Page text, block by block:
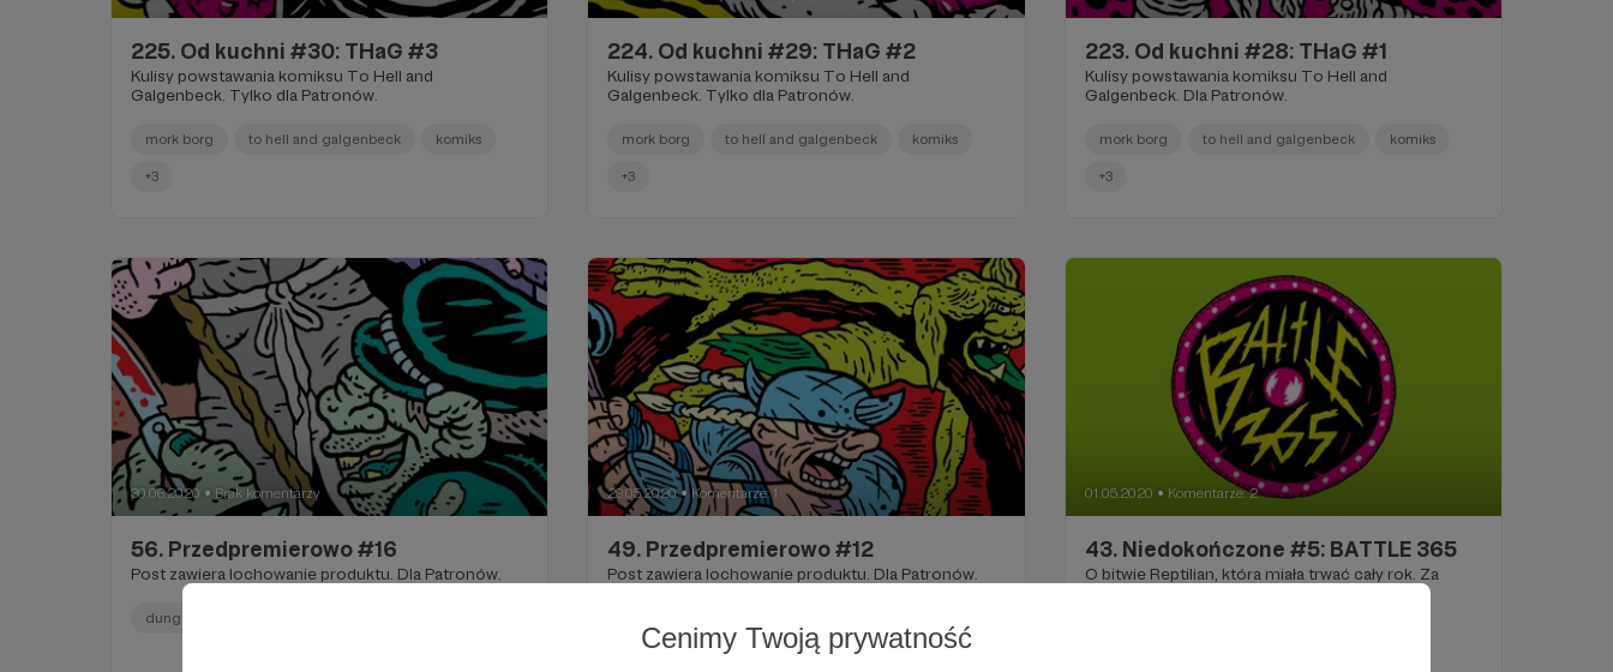
Cenimy Twoją prywatność
225. Od kuchni #30: THaG #3
Kulisy powstawania komiksu To Hell and
Galgenbeck. Tylko dla Patronów.
mork borg to hell and galgenbeck komiks
+3
224. Od kuchni #29: THaG #2
Kulisy powstawania komiksu To Hell and
Galgenbeck. Tylko dla Patronów.
mork borg to hell and galgenbeck komiks
+3
223. Od kuchni #28: THaG #1
Kulisy powstawania komiksu To Hell and
Galgenbeck. Dla Patronów.
mork borg to hell and galgenbeck komiks
+3
30.06.2020 ● Brak komentarzy
56. Przedpremierowo #16
Post zawiera lochowanie produktu. Dla Patronów.
dungeoning
29.05.2020 ● Komentarze: 1
49. Przedpremierowo #12
Post zawiera lochowanie produktu. Dla Patronów.
01.05.2020 ● Komentarze: 2
43. Niedokończone #5: BATTLE 365
O bitwie Reptilian, która miała trwać cały rok. Za